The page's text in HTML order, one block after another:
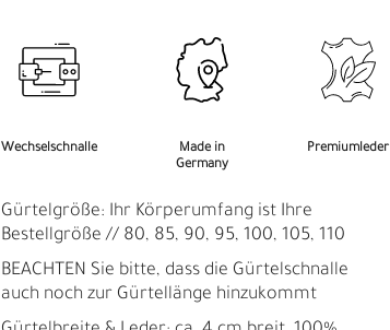
E Ü
Wechselschnalle
Made in
Germany
Premiumleder
Gürtelgröße: Ihr Körperumfang ist Ihre
Bestellgröße // 80, 85, 90, 95, 100, 105, 110
BEACHTEN Sie bitte, dass die Gürtelschnalle
auch noch zur Gürtellänge hinzukommt